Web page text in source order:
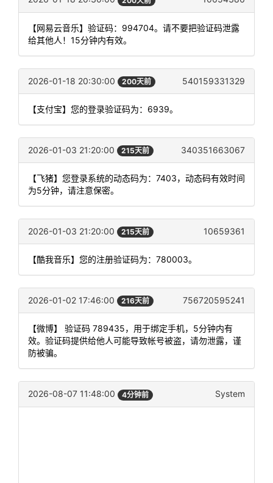
【网易云音乐】验证码：994704。请不要把验证码泄露
给其他人！15分钟内有效。
2026-01-18 20:30:00 200天前 540159331329
【支付宝】您的登录验证码为：6939。
2026-01-03 21:20:00 215天前 340351663067
【飞猪】您登录系统的动态码为：7403，动态码有效时间
为5分钟，请注意保密。
2026-01-03 21:20:00 215天前 10659361
【酷我音乐】您的注册验证码为：780003。
2026-01-02 17:46:00 216天前 756720595241
【微博】 验证码 789435，用于绑定手机，5分钟内有
效。验证码提供给他人可能导致帐号被盗，请勿泄露，谨
防被骗。
2026-08-07 11:48:00 4分钟前 System